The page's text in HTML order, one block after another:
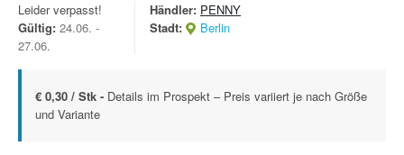
Leider verpasst!
Gültig: 24.06. -
27.06.
Händler: PENNY
Stadt:
Berlin
€ 0,30 / Stk - Details im Prospekt – Preis variiert je nach Größe
und Variante